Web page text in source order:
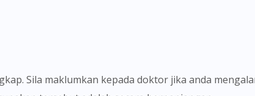
Visit DoctorOnCall Singapore